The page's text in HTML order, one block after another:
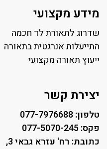
פאנל לד
פרופיל תאורה
תאורה לאולמות ספורט
תאורה למגרשי טניס
מידע מקצועי
שדרוג לתאורת לד חכמה
התייעלות אנרגטית בתאורה
ייעוץ תאורה מקצועי
יצירת קשר
טלפון: 077-7976688
פקס: 077-5070-245
כתובת: רח' עזרא גבאי 3,